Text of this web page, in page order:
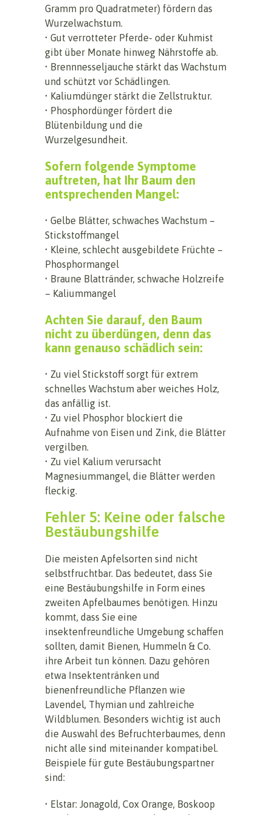
Gramm pro Quadratmeter) fördern das
Wurzelwachstum.
• Gut verrotteter Pferde- oder Kuhmist
gibt über Monate hinweg Nährstoffe ab.
• Brennnesseljauche stärkt das Wachstum
und schützt vor Schädlingen.
• Kaliumdünger stärkt die Zellstruktur.
• Phosphordünger fördert die
Blütenbildung und die
Wurzelgesundheit.
Sofern folgende Symptome
auftreten, hat Ihr Baum den
entsprechenden Mangel:
• Gelbe Blätter, schwaches Wachstum –
Stickstoffmangel
• Kleine, schlecht ausgebildete Früchte –
Phosphormangel
• Braune Blattränder, schwache Holzreife
– Kaliummangel
Achten Sie darauf, den Baum
nicht zu überdüngen, denn das
kann genauso schädlich sein:
• Zu viel Stickstoff sorgt für extrem
schnelles Wachstum aber weiches Holz,
das anfällig ist.
• Zu viel Phosphor blockiert die
Aufnahme von Eisen und Zink, die Blätter
vergilben.
• Zu viel Kalium verursacht
Magnesiummangel, die Blätter werden
fleckig.
Fehler 5: Keine oder falsche
Bestäubungshilfe
Die meisten Apfelsorten sind nicht
selbstfruchtbar. Das bedeutet, dass Sie
eine Bestäubungshilfe in Form eines
zweiten Apfelbaumes benötigen. Hinzu
kommt, dass Sie eine
insektenfreundliche Umgebung schaffen
sollten, damit Bienen, Hummeln & Co.
ihre Arbeit tun können. Dazu gehören
etwa Insektentränken und
bienenfreundliche Pflanzen wie
Lavendel, Thymian und zahlreiche
Wildblumen. Besonders wichtig ist auch
die Auswahl des Befruchterbaumes, denn
nicht alle sind miteinander kompatibel.
Beispiele für gute Bestäubungspartner
sind:
• Elstar: Jonagold, Cox Orange, Boskoop